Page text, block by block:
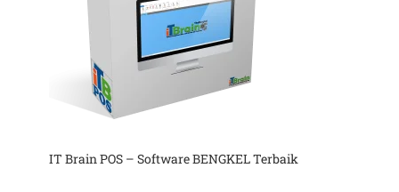
IT Brain POS – Software BENGKEL Terbaik